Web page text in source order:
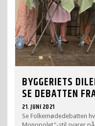
BYGGERIETS
SE DEBATTEN
21. JUNI 2021
Se Folkemødedebatten